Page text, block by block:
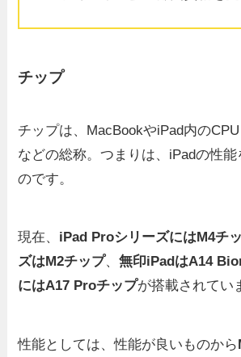
チップ
チップは、MacBookやiPad内の
などの総称。つまりは、iPadの性能
のです。
現在、 iPad ProシリーズにはM4チ
ズはM2チップ、無印iPadはA14
にはA17 Proチップが搭載されてい
性能としては、性能が良いものから